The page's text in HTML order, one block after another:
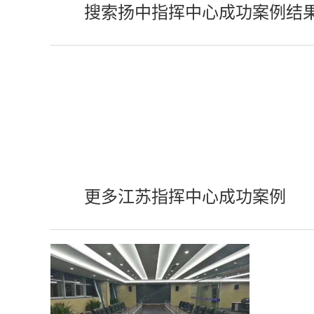
搜索扬中指挥中心成功案例结
更多江苏指挥中心成功案例